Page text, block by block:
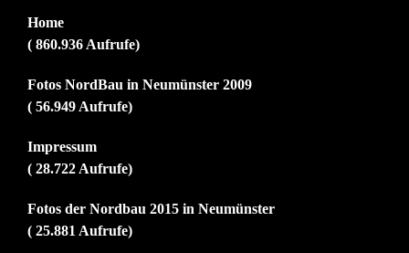
Home
( 860.936 Aufrufe)
Fotos NordBau in Neumünster 2009
( 56.949 Aufrufe)
Impressum
( 28.722 Aufrufe)
Fotos der Nordbau 2015 in Neumünster
( 25.881 Aufrufe)